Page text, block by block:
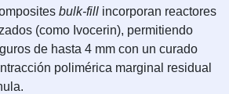
bulk-fill incorporan reactores
(como Ivocerin), permitiendo
de hasta 4 mm con un curado
polimérica marginal residual